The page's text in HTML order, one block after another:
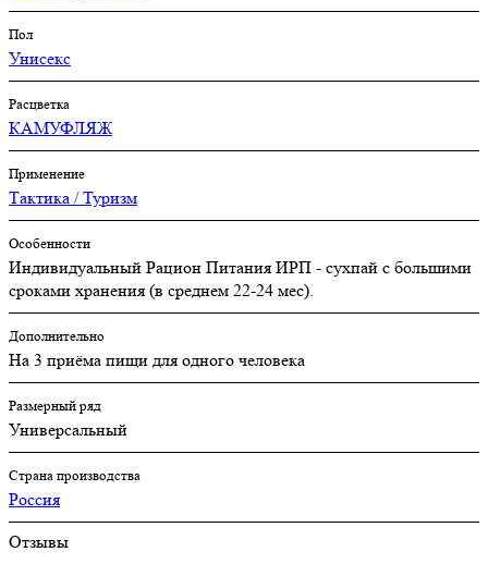
Пол
Унисекс
Расцветка
КАМУФЛЯЖ
Применение
Тактика / Туризм
Особенности
Индивидуальный Рацион Питания ИРП - сухпай с большими
сроками хранения (в среднем 22-24 мес).
Дополнительно
На 3 приёма пищи для одного человека
Размерный ряд
Универсальный
Страна производства
Россия
Отзывы